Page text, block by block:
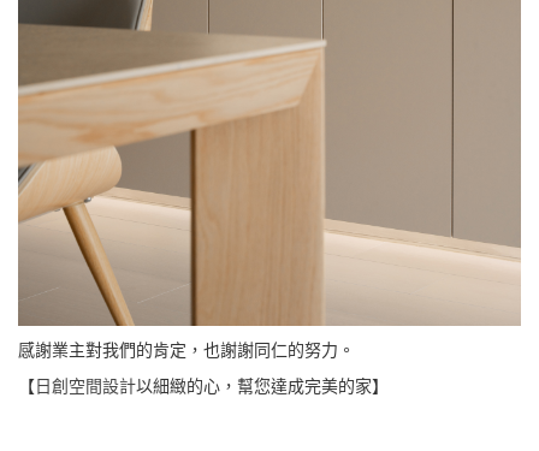
感謝業主對我們的肯定，也謝謝同仁的努力。
【日創空間設計以細緻的心，幫您達成完美的家】